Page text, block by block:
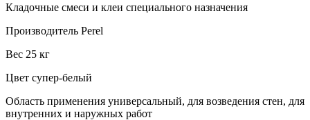
Кладочные смеси и клеи специального назначения
Производитель Perel
Вес 25 кг
Цвет супер-белый
Область применения универсальный, для возведения стен, для
внутренних и наружных работ